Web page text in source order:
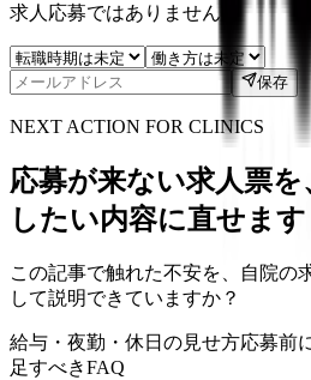
求人応募ではありません。
保存
NEXT ACTION FOR CLINICS
応募が来ない求人票
したい内容に直せます
この記事で触れた不安を、自院の
して説明できていますか？
給与・夜勤・休日の見せ方応募前
足すべきFAQ